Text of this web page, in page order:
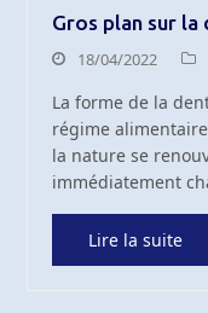
Gros plan sur la
18/04/2022
La forme de la
régime
la nature se
immédiatement
Lire la suite